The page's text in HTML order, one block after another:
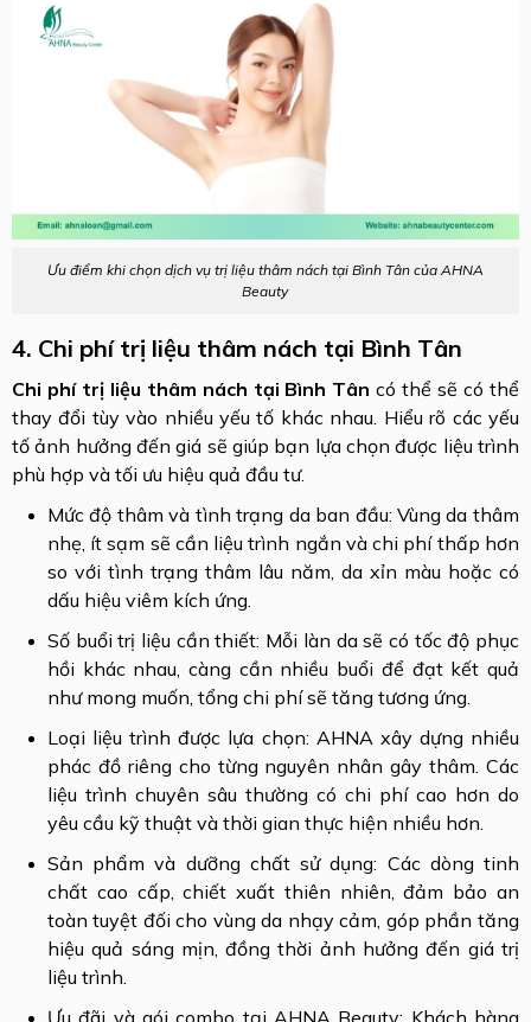
Ưu điểm khi chọn dịch vụ trị liệu thâm nách tại Bình Tân của AHNA
Beauty
4. Chi phí trị liệu thâm nách tại Bình Tân
Chi phí trị liệu thâm nách tại Bình Tân có thể sẽ có thể
thay đổi tùy vào nhiều yếu tố khác nhau. Hiểu rõ các yếu
tố ảnh hưởng đến giá sẽ giúp bạn lựa chọn được liệu trình
phù hợp và tối ưu hiệu quả đầu tư.
Mức độ thâm và tình trạng da ban đầu: Vùng da thâm
nhẹ, ít sạm sẽ cần liệu trình ngắn và chi phí thấp hơn
so với tình trạng thâm lâu năm, da xỉn màu hoặc có
dấu hiệu viêm kích ứng.
Số buổi trị liệu cần thiết: Mỗi làn da sẽ có tốc độ phục
hồi khác nhau, càng cần nhiều buổi để đạt kết quả
như mong muốn, tổng chi phí sẽ tăng tương ứng.
Loại liệu trình được lựa chọn: AHNA xây dựng nhiều
phác đồ riêng cho từng nguyên nhân gây thâm. Các
liệu trình chuyên sâu thường có chi phí cao hơn do
yêu cầu kỹ thuật và thời gian thực hiện nhiều hơn.
Sản phẩm và dưỡng chất sử dụng: Các dòng tinh
chất cao cấp, chiết xuất thiên nhiên, đảm bảo an
toàn tuyệt đối cho vùng da nhạy cảm, góp phần tăng
hiệu quả sáng mịn, đồng thời ảnh hưởng đến giá trị
liệu trình.
Ưu đãi và gói combo tại AHNA Beauty: Khách hàng